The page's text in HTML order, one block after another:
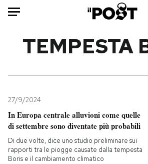
Mondo
Politica
Tecnologia
Internet
Scienza
Storie/
Ok
TEMPESTA
27/9/2024
In Europa centrale alluvioni come quelle
di settembre sono diventate più probabili
Di due volte, dice uno studio preliminare sui
rapporti tra le piogge causate dalla tempesta
Boris e il cambiamento climatico